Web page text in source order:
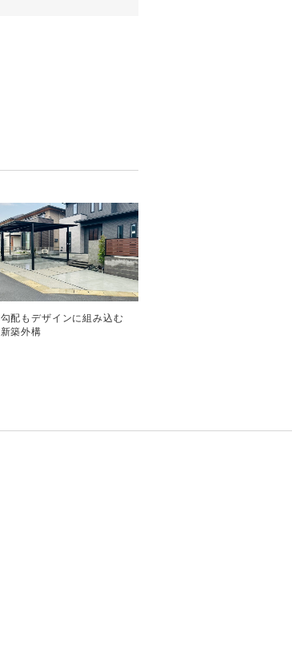
勾配もデザインに組み込む
新築外構